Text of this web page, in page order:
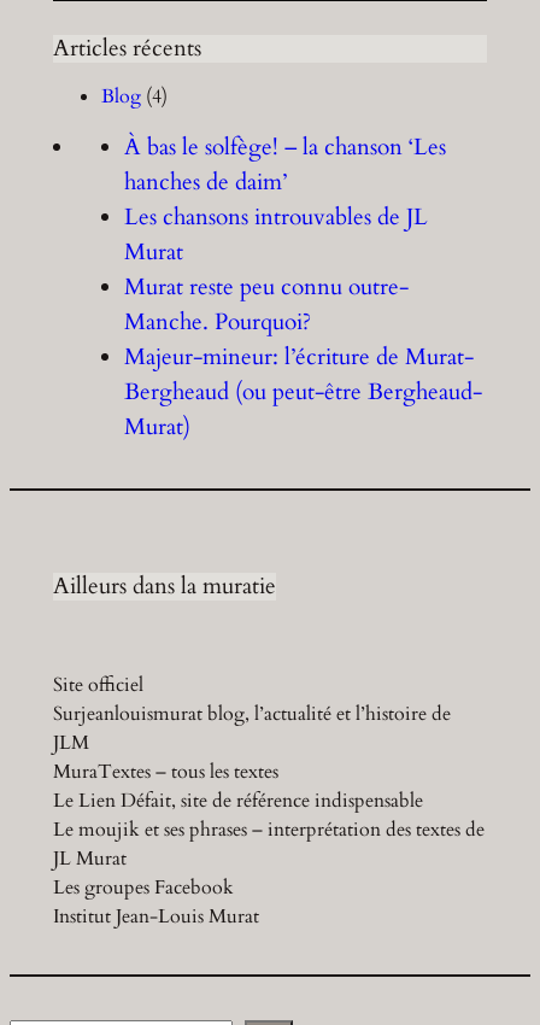
Articles récents
Blog(4)
À bas le solfège! – la chanson ‘Les
hanches de daim’
Les chansons introuvables de JL
Murat
Murat reste peu connu outre-
Manche. Pourquoi?
Majeur-mineur: l’écriture de Murat-
Bergheaud (ou peut-être Bergheaud-
Murat)
Ailleurs dans la muratie
Site officiel
Surjeanlouismurat blog, l’actualité et l’histoire de
JLM
MuraTextes – tous les textes
Le Lien Défait, site de référence indispensable
Le moujik et ses phrases – interprétation des textes de
JL Murat
Les groupes Facebook
Institut Jean-Louis Murat